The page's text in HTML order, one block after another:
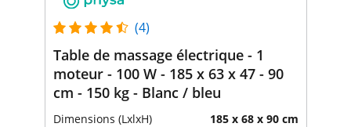
(4)
Table de massage électrique - 1
moteur - 100 W - 185 x 63 x 47 - 90
cm - 150 kg - Blanc / bleu
Dimensions (LxlxH) 185 x 68 x 90 cm